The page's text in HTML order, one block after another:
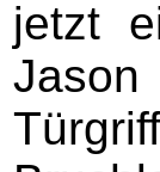
jetzt
Jason